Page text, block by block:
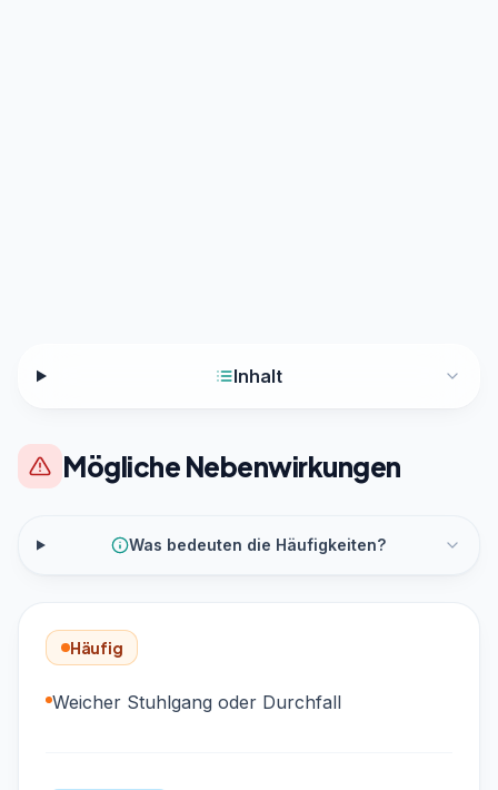
Inhalt
Mögliche Nebenwirkungen
Was bedeuten die Häufigkeiten?
Häufig
Weicher Stuhlgang oder Durchfall